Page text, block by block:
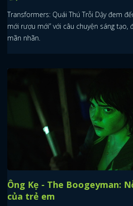
Transformers: Quái Thú Trỗi Dậy đem
mới rượu mới” với câu chuyện sáng tạo,
mãn nhãn.
Ông Kẹ - The Boogeyman:
của trẻ em